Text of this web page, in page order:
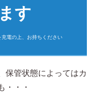
す
電の上、お持ちください
保管状態によってはカ
・・・